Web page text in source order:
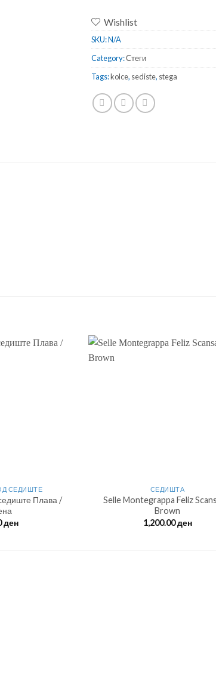
Wishlist
SKU:N/A
Category:Стеги
Tags:kolce, sediste, stega
СЕДИШТЕ
Плава /
ден
СЕДИШТА
Selle Montegrappa Feliz
Brown
1,200.00ден